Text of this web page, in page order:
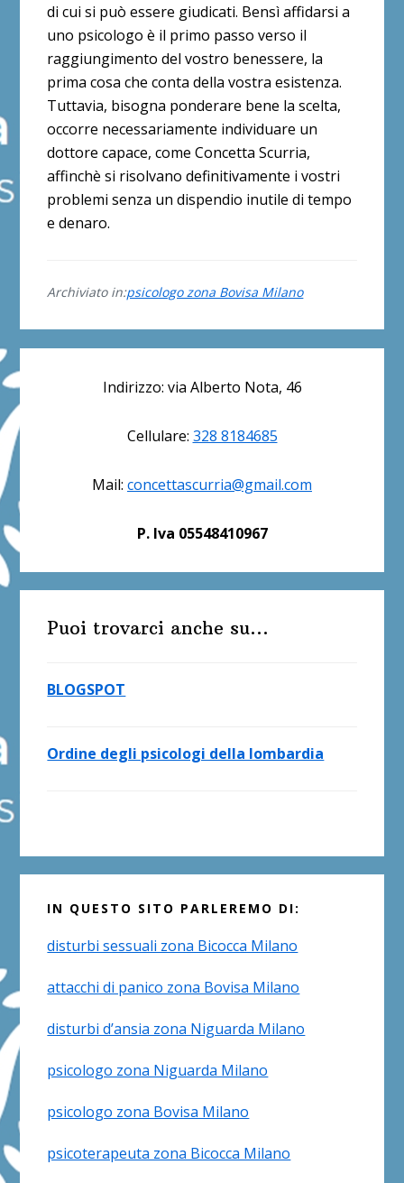
di cui si può essere giudicati. Bensì affidarsi a
uno psicologo è il primo passo verso il
raggiungimento del vostro benessere, la
prima cosa che conta della vostra esistenza.
Tuttavia, bisogna ponderare bene la scelta,
occorre necessariamente individuare un
dottore capace, come Concetta Scurria,
affinchè si risolvano definitivamente i vostri
problemi senza un dispendio inutile di tempo
e denaro.
Archiviato in:psicologo zona Bovisa Milano
Barra
laterale
primaria
Indirizzo: via Alberto Nota, 46
Cellulare: 328 8184685
Mail: concettascurria@gmail.com
P. Iva 05548410967
Puoi trovarci anche su…
BLOGSPOT
Ordine degli psicologi della lombardia
IN QUESTO SITO PARLEREMO DI:
disturbi sessuali zona Bicocca Milano
attacchi di panico zona Bovisa Milano
disturbi d’ansia zona Niguarda Milano
psicologo zona Niguarda Milano
psicologo zona Bovisa Milano
psicoterapeuta zona Bicocca Milano